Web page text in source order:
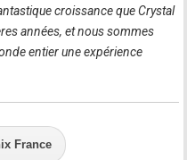
croissance que Crystal
années, et nous sommes
entier une expérience
France